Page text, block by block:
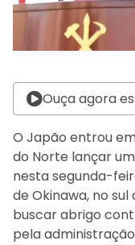
Ouça agora
O Japão entrou
do Norte lançar
nesta segunda-
de Okinawa, no
buscar abrigo
pela